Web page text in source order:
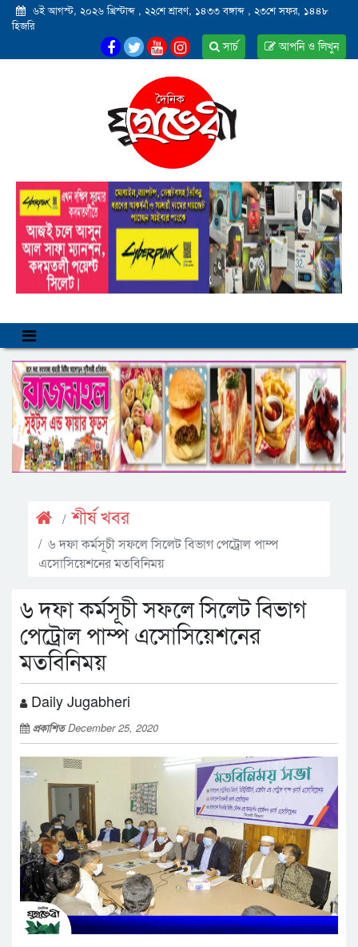
৬ই আগস্ট, ২০২৬ খ্রিস্টাব্দ , ২২শে শ্রাবণ, ১৪৩৩ বঙ্গাব্দ , ২৩শে সফর, ১৪৪৮
হিজরি
আপনি ও লিখুন
সার্চ
শীর্ষ খবর
৬ দফা কর্মসূচী সফলে সিলেট বিভাগ পেট্রোল পাম্প
এসোসিয়েশনের মতবিনিময়
৬ দফা কর্মসূচী সফলে সিলেট বিভাগ
পেট্রোল পাম্প এসোসিয়েশনের
মতবিনিময়
Daily Jugabheri
প্রকাশিতDecember 25, 2020